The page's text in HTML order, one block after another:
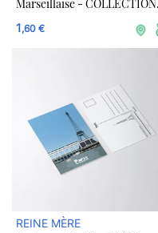
Marseillaise - COLLECTION
MARSEILLE
1,60 €
REINE MÈRE